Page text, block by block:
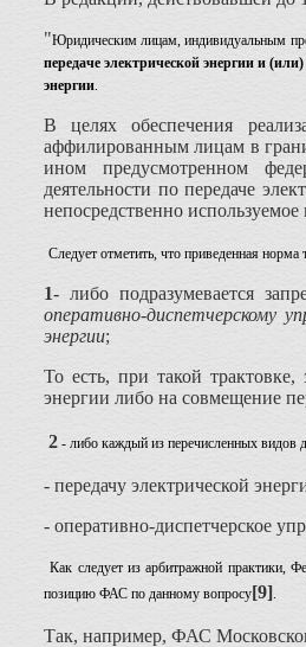
"Юридическим лицам, индивидуальным
передаче электрической энергии и
энергии.
В целях обеспечения
аффилированным лицам в
ином предусмотренном
деятельности по передаче
непосредственно
Следует отметить, что приведенная норма
1- либо подразумевается
оперативно-диспетчерскому
энергии;
То есть, при такой
энергии либо на совмещение
2 - либо каждый из перечисленных видов
- передачу электрической
- оперативно-диспетчерское
Как следует из арбитражной практики,
позицию ФАС по данному вопросу[9].
Так, например, ФАС